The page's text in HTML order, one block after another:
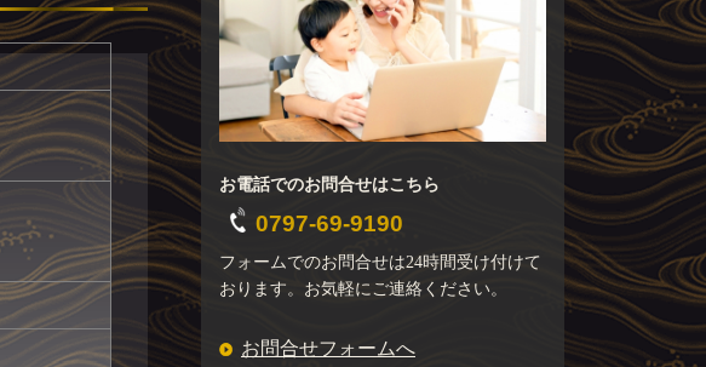
お電話でのお問合せはこちら
0797-69-9190
フォームでのお問合せは24時間受け付けて
おります。お気軽にご連絡ください。
お問合せフォームへ